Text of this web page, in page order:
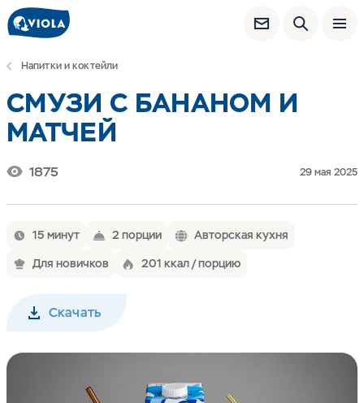
Напитки и коктейли
СМУЗИ С БАНАНОМ И
МАТЧЕЙ
1875 29 мая 2025
15 минут 2 порции
Авторская кухня
Для новичков
201 ккал / порцию
Скачать